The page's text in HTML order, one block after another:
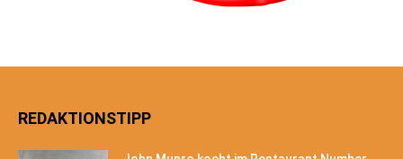
REDAKTIONSTIPP